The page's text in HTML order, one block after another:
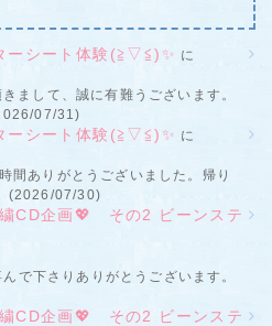
ーシート体験(≧▽≦)✨ に
まして、誠に有難うございます。
07/31)
ーシート体験(≧▽≦)✨ に
間ありがとうございました。帰り
(2026/07/30)
CD企画💖 その2 ビーンステ
で下さりありがとうございます。
CD企画💖 その2 ビーンステ